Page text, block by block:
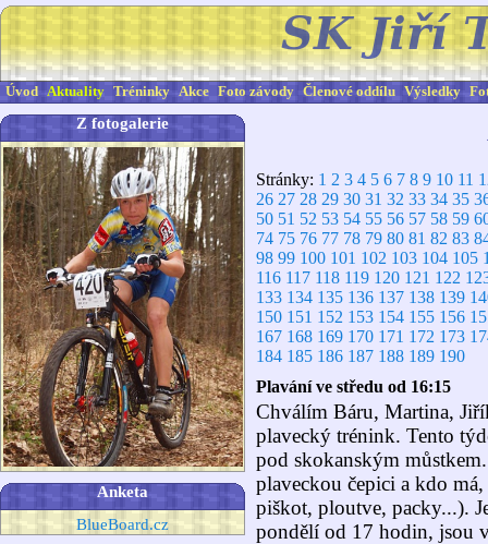
Úvod Aktuality Tréninky Akce Foto závody Členové oddílu Výsledky
Z fotogalerie
Anketa
BlueBoard.cz
Stránky: 1 2 3 4 5 6 7 8 9 10 11
26 27 28 29 30 31 32 33 34 35
50 51 52 53 54 55 56 57 58 59
74 75 76 77 78 79 80 81 82 83
98 99 100 101 102 103 104 105
116 117 118 119 120 121 122
133 134 135 136 137 138 139
150 151 152 153 154 155 156
167 168 169 170 171 172 173
184 185 186 187 188 189 190
Plavání ve středu od 16:15
Chválím Báru, Martina,
plavecký trénink. Tento
pod skokanským
plaveckou čepici a kdo
piškot, ploutve, packy...).
pondělí od 17 hodin, jsou